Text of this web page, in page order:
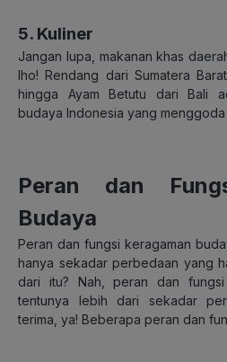
5. Kuliner
Jangan lupa, makanan khas
lho! Rendang dari Sumatera
hingga Ayam Betutu dari Bali
budaya Indonesia yang menggoda
Peran dan
Budaya
Peran dan fungsi keragaman
hanya sekadar perbedaan yang
dari itu? Nah, peran dan
tentunya lebih dari sekadar
terima, ya! Beberapa peran dan